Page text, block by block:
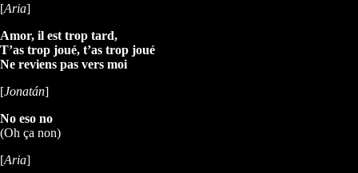
[Aria]
Amor, il est trop tard,
T’as trop joué, t’as trop joué
Ne reviens pas vers moi
[Jonatán]
No eso no
(Oh ça non)
[Aria]